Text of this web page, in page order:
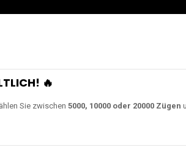
🔥
Sie zwischen 5000, 10000 oder 20000 Zügen